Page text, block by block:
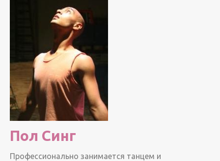
Пол Синг
Профессионально занимается танцем и